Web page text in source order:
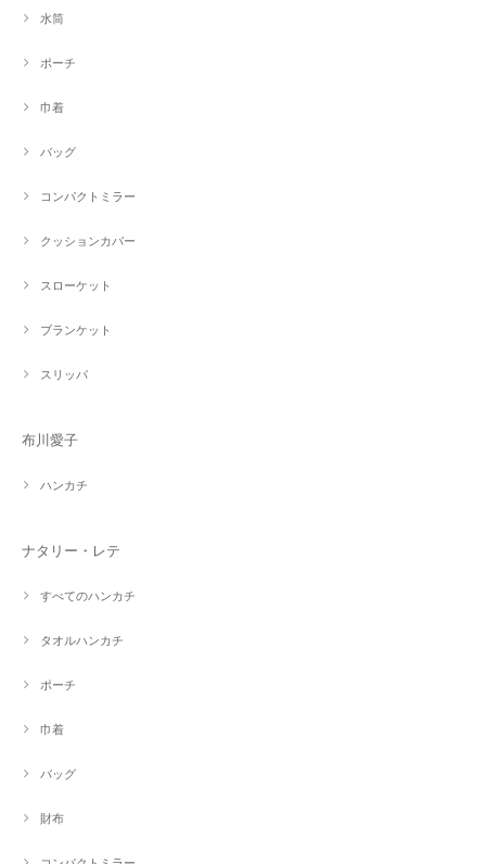
水筒
ポーチ
巾着
バッグ
コンパクトミラー
クッションカバー
スローケット
ブランケット
スリッパ
布川愛子
ハンカチ
ナタリー・レテ
すべてのハンカチ
タオルハンカチ
ポーチ
巾着
バッグ
財布